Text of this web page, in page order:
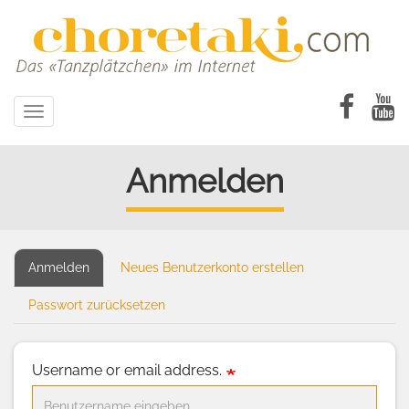
Toggle
navigation
Anmelden
Primary
tabs
Anmelden (aktiver
Reiter)
Neues Benutzerkonto erstellen
Passwort zurücksetzen
Username or email address.